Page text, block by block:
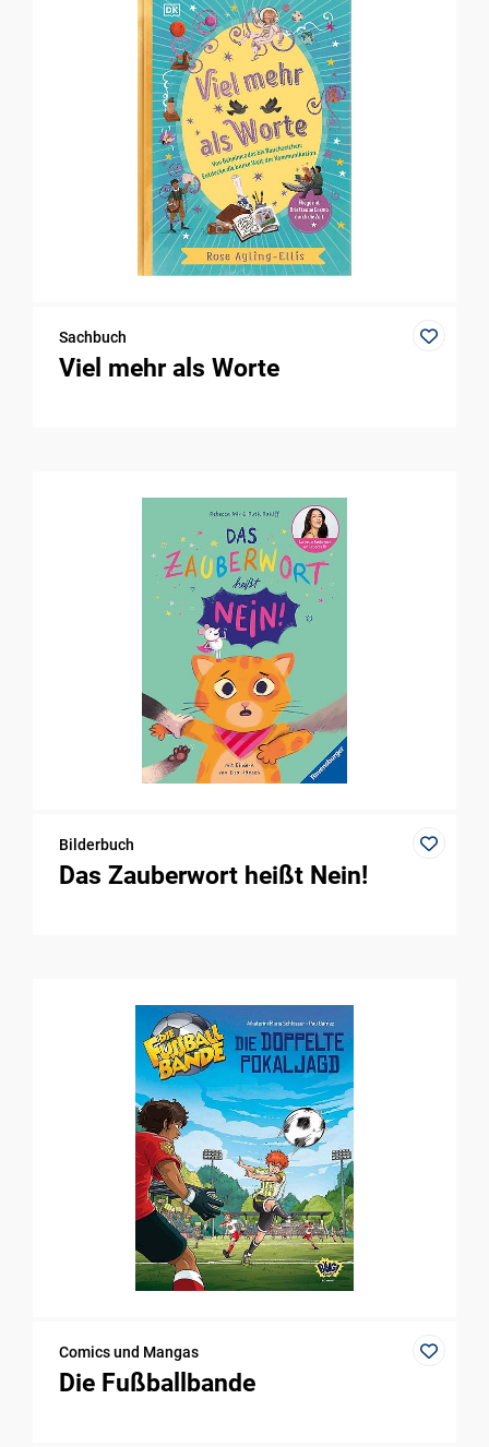
Sachbuch
Viel mehr als Worte
Bilderbuch
Das Zauberwort heißt Nein!
Comics und Mangas
Die Fußballbande